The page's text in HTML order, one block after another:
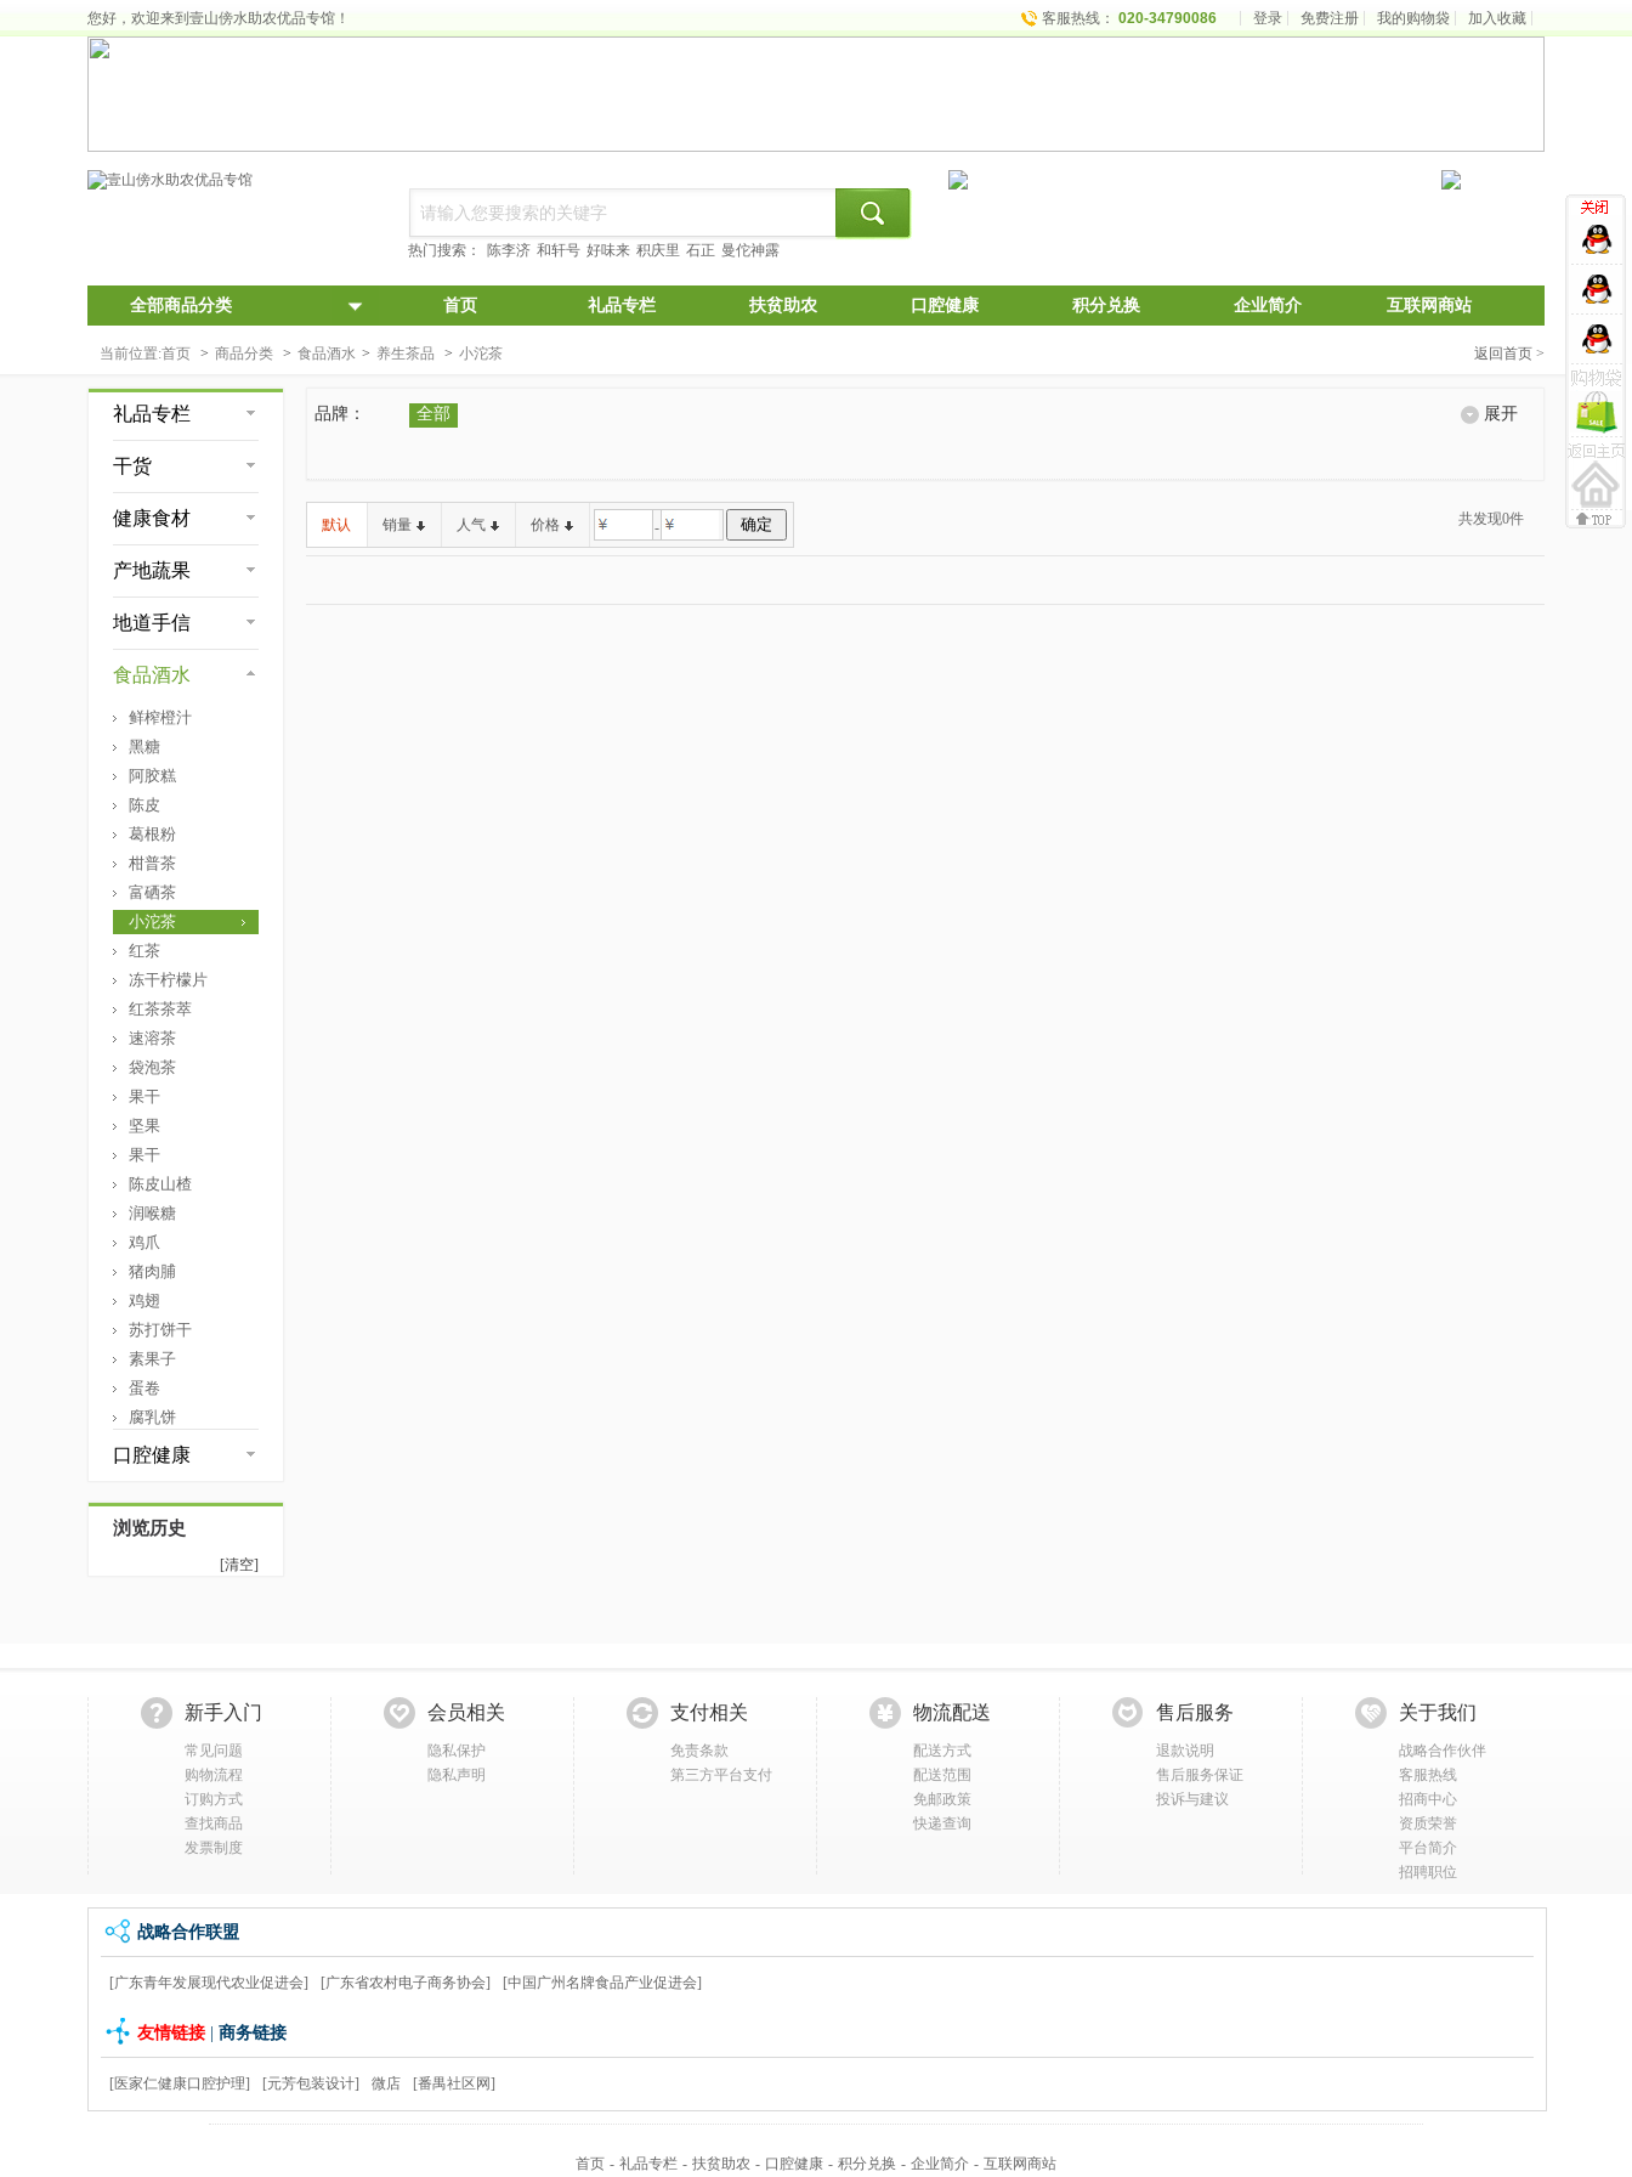
您好，欢迎来到壹山傍水助农优品专馆！ 客服热线： 020-34790086 登录 免费注册 我的购物袋 加入收藏
热门搜索： 陈李济 和轩号 好味来 积庆里 石正 曼佗神露
全部商品分类 首页 礼品专栏 扶贫助农 口腔健康 积分兑换 企业简介 互联网商站
当前位置:首页 > 商品分类 > 食品酒水 > 养生茶品 > 小沱茶 返回首页 >
礼品专栏
干货
健康食材
产地蔬果
地道手信
食品酒水
鲜榨橙汁
黑糖
阿胶糕
陈皮
葛根粉
柑普茶
富硒茶
小沱茶
红茶
冻干柠檬片
红茶茶萃
速溶茶
袋泡茶
果干
坚果
果干
陈皮山楂
润喉糖
鸡爪
猪肉脯
鸡翅
苏打饼干
素果子
蛋卷
腐乳饼
口腔健康
浏览历史
[清空]
品牌： 全部 展开
默认 销量 人气 价格 - 共发现0件
新手入门
常见问题
购物流程
订购方式
查找商品
发票制度
会员相关
隐私保护
隐私声明
支付相关
免责条款
第三方平台支付
物流配送
配送方式
配送范围
免邮政策
快递查询
售后服务
退款说明
售后服务保证
投诉与建议
关于我们
战略合作伙伴
客服热线
招商中心
资质荣誉
平台简介
招聘职位
战略合作联盟
[广东青年发展现代农业促进会] [广东省农村电子商务协会] [中国广州名牌食品产业促进会]
友情链接 商务链接
[医家仁健康口腔护理] [元芳包装设计] 微店 [番禺社区网]
首页 - 礼品专栏 - 扶贫助农 - 口腔健康 - 积分兑换 - 企业简介 - 互联网商站